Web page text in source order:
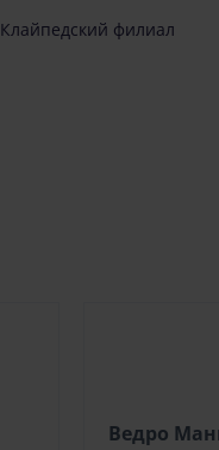
Клайпедский филиал
Ведро